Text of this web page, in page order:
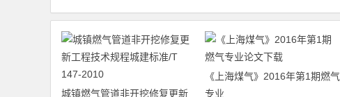
城镇燃气管道非开挖修复更新
《上海煤气》2016年第1期燃气
专业